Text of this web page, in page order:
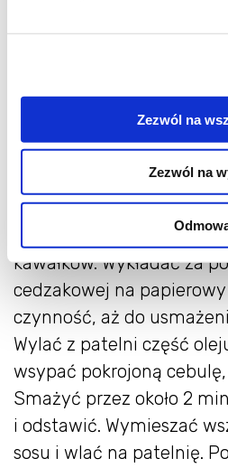
Zezwól na
Zezwól na
Do miski przesiać mąkę
kukurydzianą i proszek
sól. W środku zrobić
i tyle wody, aby po
powstało gęste i gładki
w woku rozgrzać olej.
zanurzać w cieście i
kawałków. Wykładać za
cedzakowej na
czynność, aż do
Wylać z patelni część
wsypać pokrojoną
Smażyć przez około 2
i odstawić. Wymieszać
sosu i wlać na patelnię.